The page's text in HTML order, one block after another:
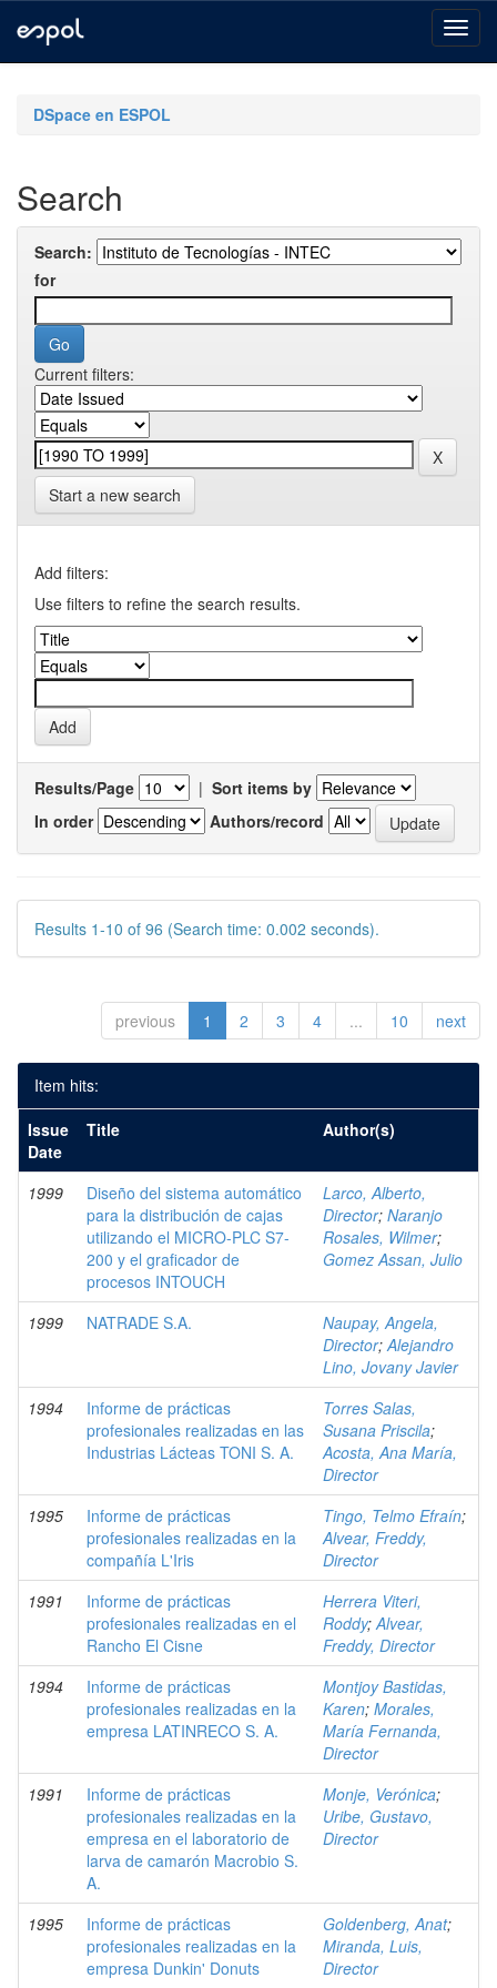
navigationDSpace en ESPOL
Search
Search:
for
Current filters:
Start a new search
Add filters:
Use filters to refine the search results.
Results/Page | Sort items by
In order
Authors/record
Results 1-10 of 96 (Search time: 0.002 seconds).
previous 1 2 3 4 ... 10 next
Item hits:
Issue
Date
Title Author(s)
1999
Diseño del sistema automático
para la distribución de cajas
utilizando el MICRO-PLC S7-
200 y el graficador de
procesos INTOUCH
Larco, Alberto,
Director; Naranjo
Rosales, Wilmer;
Gomez Assan, Julio
1999 NATRADE S.A.
Naupay, Angela,
Director;Alejandro
Lino, Jovany Javier
1994
Informe de prácticas
profesionales realizadas en las
Industrias Lácteas TONI S. A.
Torres Salas,
Susana Priscila;
Acosta, Ana María,
Director
1995
Informe de prácticas
profesionales realizadas en la
compañía L'Iris
Tingo, Telmo Efraín;
Alvear, Freddy,
Director
1991
Informe de prácticas
profesionales realizadas en el
Rancho El Cisne
Herrera Viteri,
Roddy;Alvear,
Freddy, Director
1994
Informe de prácticas
profesionales realizadas en la
empresa LATINRECO S. A.
Montjoy Bastidas,
Karen; Morales,
María Fernanda,
Director
1991
Informe de prácticas
profesionales realizadas en la
empresa en el laboratorio de
larva de camarón Macrobio S.
A.
Monje, Verónica;
Uribe, Gustavo,
Director
1995
Informe de prácticas
profesionales realizadas en la
empresa Dunkin' Donuts
Goldenberg, Anat;
Miranda, Luis,
Director